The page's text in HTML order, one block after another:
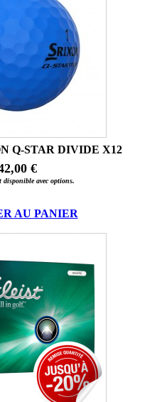
Q-STAR DIVIDE X12
€
disponible avec options.
AU PANIER